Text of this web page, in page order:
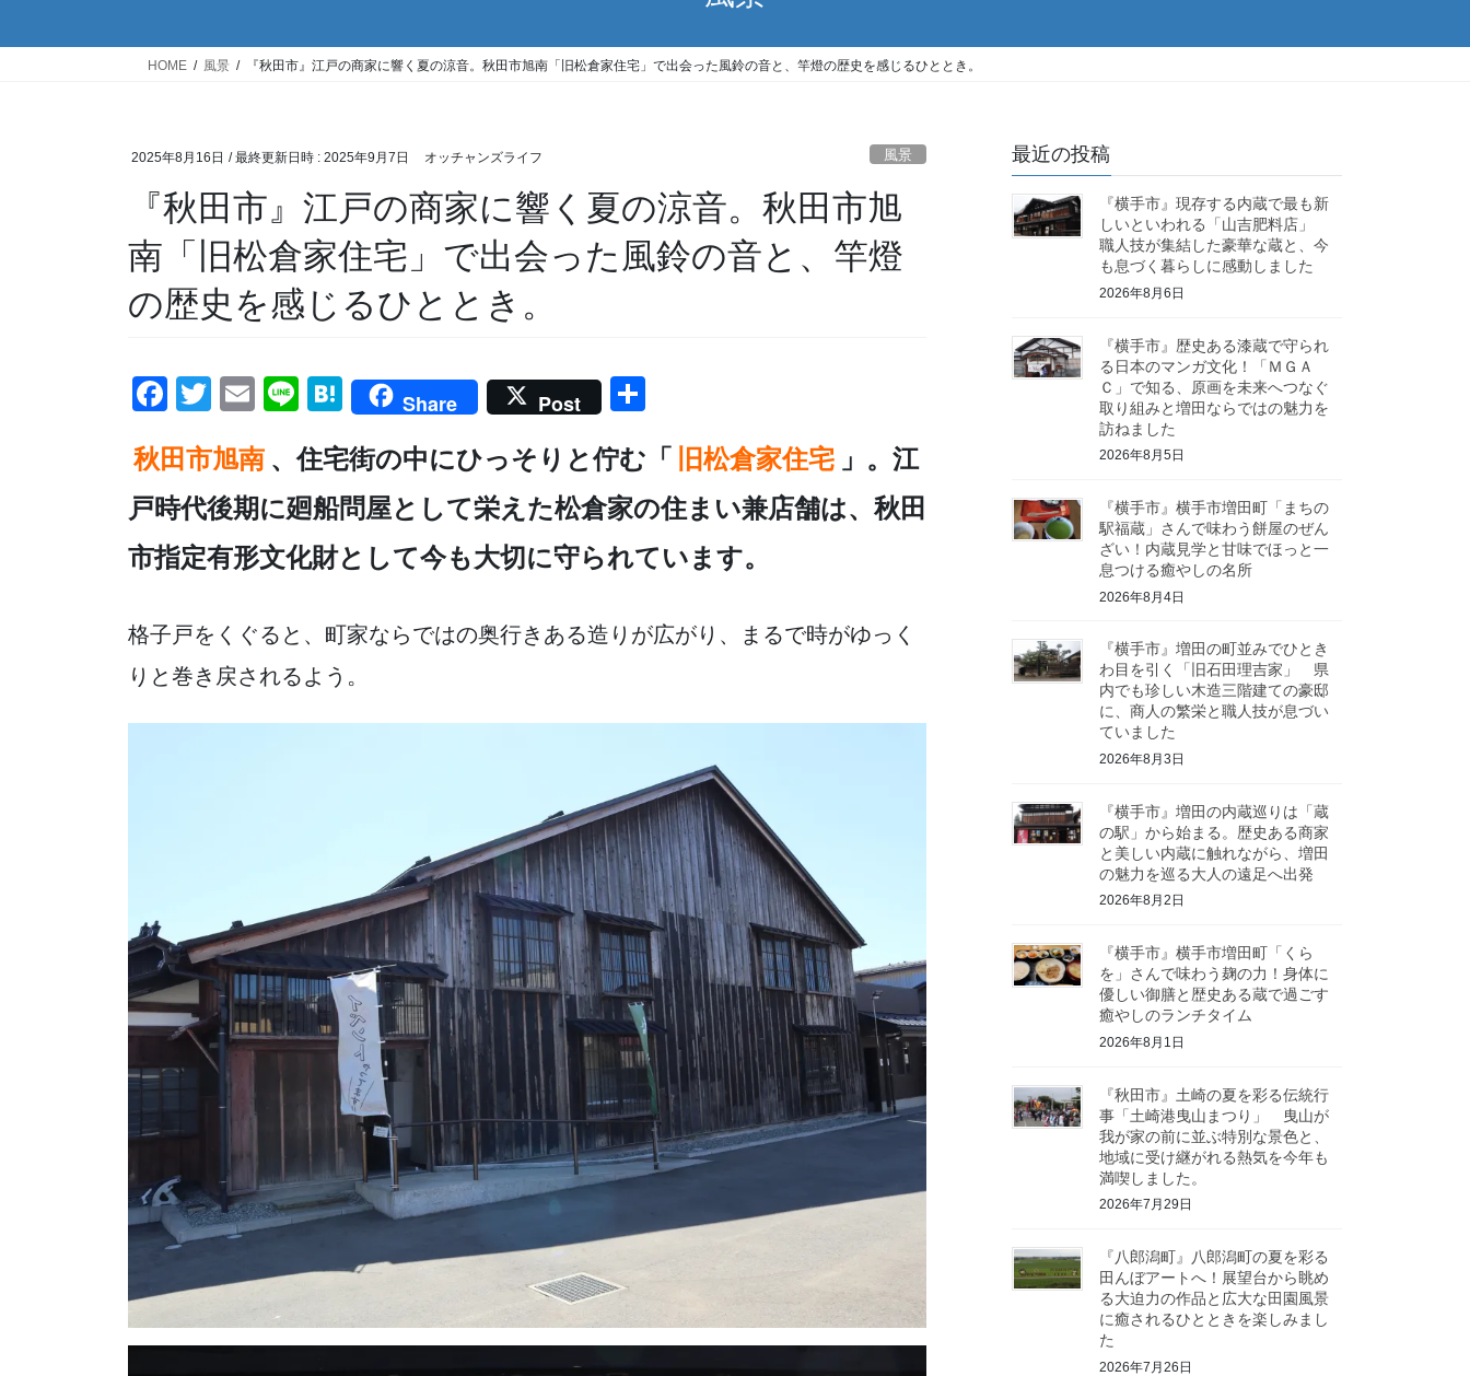
HOME 風景 『秋田市』江戸の商家に響く夏の涼音。秋田市旭南「旧松倉家住宅」で出会った風鈴の音と、竿燈の歴史を感じるひととき。
2025年8月16日 / 最終更新日時 : 2025年9月7日 オッチャンズライフ 風景
『秋田市』江戸の商家に響く夏の涼音。秋田市旭
南「旧松倉家住宅」で出会った風鈴の音と、竿燈
の歴史を感じるひととき。
F
c
e
b
o
k
T
tt
er
E
ail
Li
e
H
e
n
a
Share Post
秋田市旭南 、住宅街の中にひっそりと佇む「 旧松倉家住宅 」。江
戸時代後期に廻船問屋として栄えた松倉家の住まい兼店舗は、秋田
市指定有形文化財として今も大切に守られています。
格子戸をくぐると、町家ならではの奥行きある造りが広がり、まるで時がゆっく
りと巻き戻されるよう。
最近の投稿
『横手市』現存する内蔵で最も新
しいといわれる「山吉肥料店」
職人技が集結した豪華な蔵と、今
も息づく暮らしに感動しました
2026年8月6日
『横手市』歴史ある漆蔵で守られ
る日本のマンガ文化！「ＭＧＡ
Ｃ」で知る、原画を未来へつなぐ
取り組みと増田ならではの魅力を
訪ねました
2026年8月5日
『横手市』横手市増田町「まちの
駅福蔵」さんで味わう餅屋のぜん
ざい！内蔵見学と甘味でほっと一
息つける癒やしの名所
2026年8月4日
『横手市』増田の町並みでひとき
わ目を引く「旧石田理吉家」 県
内でも珍しい木造三階建ての豪邸
に、商人の繁栄と職人技が息づい
ていました
2026年8月3日
『横手市』増田の内蔵巡りは「蔵
の駅」から始まる。歴史ある商家
と美しい内蔵に触れながら、増田
の魅力を巡る大人の遠足へ出発
2026年8月2日
『横手市』横手市増田町「くら
を」さんで味わう麹の力！身体に
優しい御膳と歴史ある蔵で過ごす
癒やしのランチタイム
2026年8月1日
『秋田市』土崎の夏を彩る伝統行
事「土崎港曳山まつり」 曳山が
我が家の前に並ぶ特別な景色と、
地域に受け継がれる熱気を今年も
満喫しました。
2026年7月29日
『八郎潟町』八郎潟町の夏を彩る
田んぼアートへ！展望台から眺め
る大迫力の作品と広大な田園風景
に癒されるひとときを楽しみまし
た
2026年7月26日